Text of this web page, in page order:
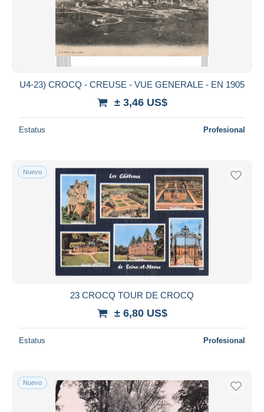
U4-23) CROCQ - CREUSE - VUE GENERALE - EN 1905
± 3,46 US$
Estatus Profesional
Nuevo
23 CROCQ TOUR DE CROCQ
± 6,80 US$
Estatus Profesional
Nuevo